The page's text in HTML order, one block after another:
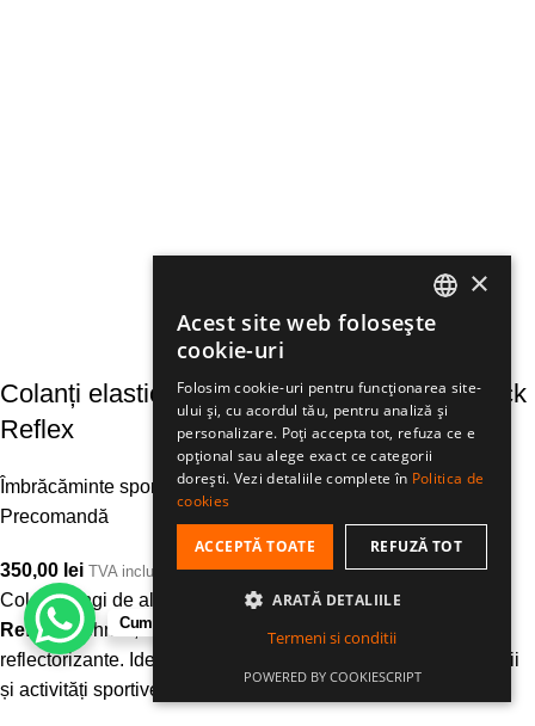
Colanți elastici pentru femei Eleven Joe Black
Reflex
Îmbrăcăminte sport pentru femei, Pantaloni
Precomandă
350,00 lei TVA inclus
Colanți lungi de alergare pentru femei ELEVEN Joe Black
Reflex– tehnici, elastici, confortabili și cu elemente
reflectorizante. Ideali pentru alergare, fitness outdoor, drumeții
și activități sportive.
Cum te putem ajuta?
ROMANIAN
ENGLISH
×
Acest site web folosește
cookie-uri
Folosim cookie-uri pentru funcționarea site-
ului și, cu acordul tău, pentru analiză și
personalizare. Poți accepta tot, refuza ce e
opțional sau alege exact ce categorii
dorești. Vezi detaliile complete în Politica de
cookies
ACCEPTĂ TOATE REFUZĂ TOT
ARATĂ DETALIILE
Termeni si conditii
POWERED BY COOKIESCRIPT